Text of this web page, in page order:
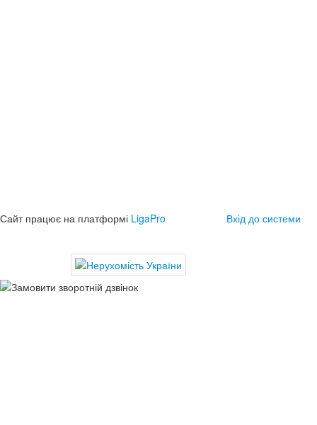
Сайт працює на платформі LigaPro Вхід до системи